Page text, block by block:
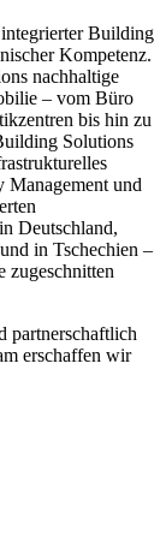
Building
Kompetenz.
nachhaltige
– vom Büro
bis hin zu
Solutions
Management und
Deutschland,
in Tschechien –
zugeschnitten
partnerschaftlich
erschaffen wir